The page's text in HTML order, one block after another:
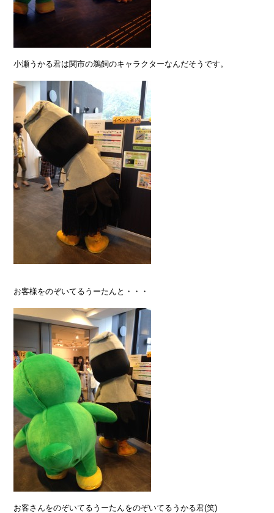
小瀬うかる君は関市の鵜飼のキャラクターなんだそうです。
お客様をのぞいてるうーたんと・・・
お客さんをのぞいてるうーたんをのぞいてるうかる君(笑)